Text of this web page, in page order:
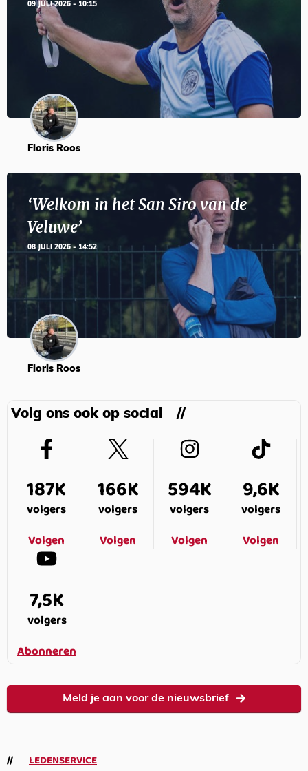
09 JULI 2026 - 10:15
Floris Roos
‘Welkom in het San Siro van de
Veluwe’
08 JULI 2026 - 14:52
Floris Roos
Volg ons ook op social
187K
volgers
Volgen
166K
volgers
Volgen
594K
volgers
Volgen
9,6K
volgers
Volgen
7,5K
volgers
Abonneren
Meld je aan voor de nieuwsbrief
LEDENSERVICE